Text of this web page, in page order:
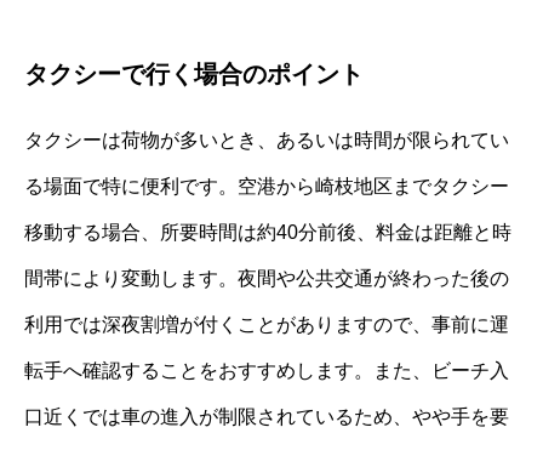
タクシーで行く場合のポイント
タクシーは荷物が多いとき、あるいは時間が限られてい
る場面で特に便利です。空港から崎枝地区までタクシー
移動する場合、所要時間は約40分前後、料金は距離と時
間帯により変動します。夜間や公共交通が終わった後の
利用では深夜割増が付くことがありますので、事前に運
転手へ確認することをおすすめします。また、ビーチ入
口近くでは車の進入が制限されているため、やや手を要